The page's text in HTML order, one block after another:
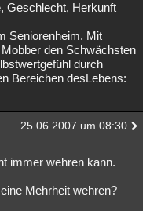
Geschlecht, Herkunft
Seniorenheim. Mit
den Schwächsten
durch
Bereichen desLebens:
25.06.2007 um 08:30
immer wehren kann.
Mehrheit wehren?